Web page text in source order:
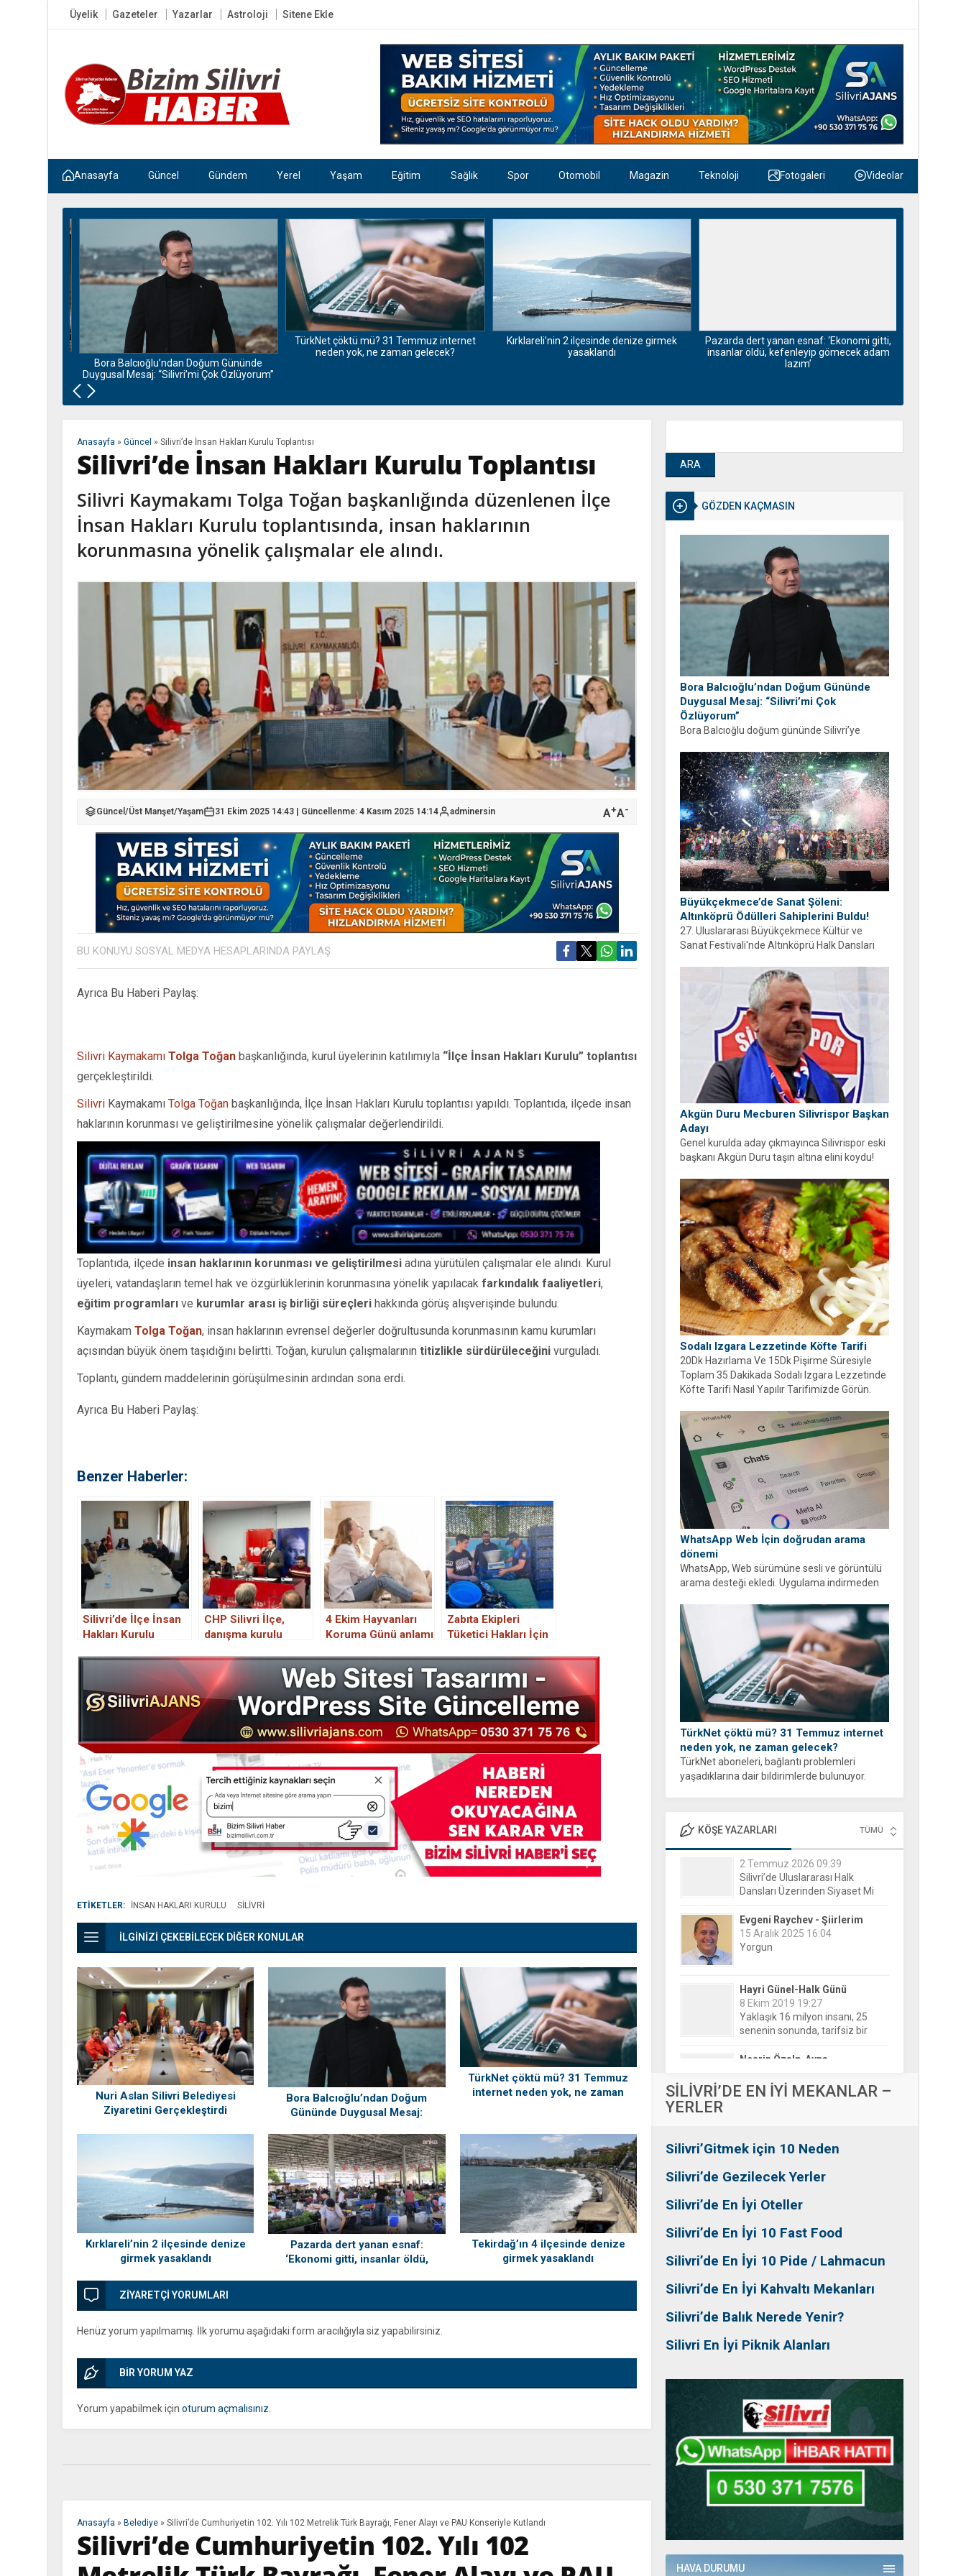
Üyelik Gazeteler Yazarlar Astroloji Sitene Ekle
Anasayfa Güncel Gündem Yerel Yaşam Eğitim Sağlık Spor Otomobil Magazin Teknoloji Fotogaleri Videolar
Bora Balcıoğlu’ndan Doğum Gününde
Duygusal Mesaj: “Silivri’mi Çok Özlüyorum”
TürkNet çöktü mü? 31 Temmuz internet
neden yok, ne zaman gelecek?
Kırklareli’nin 2 ilçesinde denize girmek
yasaklandı
Pazarda dert yanan esnaf: ‘Ekonomi gitti,
insanlar öldü, kefenleyip gömecek adam
lazım’
GÖZDEN KAÇMASIN
Bora Balcıoğlu’ndan Doğum Gününde
Duygusal Mesaj: “Silivri’mi Çok
Özlüyorum”
Bora Balcıoğlu doğum gününde Silivri’ye
ayrıyım” diyen Balcıoğlu, bir sonraki doğum
gününü ailesi ve hemşehrileriyle birlikte
geçirmeyi diledi.
Büyükçekmece’de Sanat Şöleni:
Altınköprü Ödülleri Sahiplerini Buldu!
27. Uluslararası Büyükçekmece Kültür ve
Sanat Festivali'nde Altınköprü Halk Dansları
Akgün Duru Mecburen Silivrispor Başkan
Adayı
Genel kurulda aday çıkmayınca Silivrispor eski
başkanı Akgün Duru taşın altına elini koydu!
açıkladı.
Sodalı Izgara Lezzetinde Köfte Tarifi
20Dk Hazırlama Ve 15Dk Pişirme Süresiyle
Toplam 35 Dakikada Sodalı Izgara Lezzetinde
Köfte Tarifi Nasıl Yapılır Tarifimizde Görün.
WhatsApp Web İçin doğrudan arama
dönemi
WhatsApp, Web sürümüne sesli ve görüntülü
arama desteği ekledi. Uygulama indirmeden
yapabilirsiniz.
TürkNet çöktü mü? 31 Temmuz internet
neden yok, ne zaman gelecek?
TürkNet aboneleri, bağlantı problemleri
yaşadıklarına dair bildirimlerde bulunuyor.
durumu öğrenmeye...
KÖŞE YAZARLARI TÜMÜ
Evgeni Raychev - Şiirlerim
15 Aralık 2025 16:04
Yorgun
Hayri Günel-Halk Günü
8 Ekim 2019 19:27
belirsizliğin ortasına bıraktılar!
Nesrin Özalp-Ayna
24 Haziran 2026 00:04
Festivaller Yapılmazsa Kim
Kaybeder? Üreticiden Esnafa,
Tansu Bayrakdar-Biz diyoruz
ki
Ersin Özalp-Gerçekler
Silivri’de Uluslararası Halk
Yapılıyor?
SİLİVRİ’DE EN İYİ MEKANLAR –
YERLER
Silivri’Gitmek için 10 Neden
Silivri’de Gezilecek Yerler
Silivri’de En İyi Oteller
Silivri’de En İyi 10 Fast Food
Silivri’de En İyi 10 Pide / Lahmacun
Silivri’de En İyi Kahvaltı Mekanları
Silivri’de Balık Nerede Yenir?
Silivri En İyi Piknik Alanları
HAVA DURUMU
Anasayfa » Güncel » Silivri’de İnsan Hakları Kurulu Toplantısı
Silivri’de İnsan Hakları Kurulu Toplantısı
Silivri Kaymakamı Tolga Toğan başkanlığında düzenlenen İlçe
İnsan Hakları Kurulu toplantısında, insan haklarının
korunmasına yönelik çalışmalar ele alındı.
Güncel /Üst Manşet/Yaşam 31 Ekim 2025 14:43 | Güncellenme: 4 Kasım 2025 14:14 adminersin A+A-
BU KONUYU SOSYAL MEDYA HESAPLARINDA PAYLAŞ
Ayrıca Bu Haberi Paylaş:
Silivri Kaymakamı Tolga Toğan başkanlığında, kurul üyelerinin katılımıyla “İlçe İnsan Hakları Kurulu” toplantısı
gerçekleştirildi.
Silivri Kaymakamı Tolga Toğan başkanlığında, İlçe İnsan Hakları Kurulu toplantısı yapıldı. Toplantıda, ilçede insan
haklarının korunması ve geliştirilmesine yönelik çalışmalar değerlendirildi.
Toplantıda, ilçede insan haklarının korunması ve geliştirilmesi adına yürütülen çalışmalar ele alındı. Kurul
üyeleri, vatandaşların temel hak ve özgürlüklerinin korunmasına yönelik yapılacak farkındalık faaliyetleri,
eğitim programları ve kurumlar arası iş birliği süreçleri hakkında görüş alışverişinde bulundu.
Kaymakam Tolga Toğan, insan haklarının evrensel değerler doğrultusunda korunmasının kamu kurumları
açısından büyük önem taşıdığını belirtti. Toğan, kurulun çalışmalarının titizlikle sürdürüleceğini vurguladı.
Toplantı, gündem maddelerinin görüşülmesinin ardından sona erdi.
Ayrıca Bu Haberi Paylaş:
Benzer Haberler:
Silivri’de İlçe İnsan
Hakları Kurulu
Gerçekleştirildi.
CHP Silivri İlçe,
danışma kurulu
4 Ekim Hayvanları
Koruma Günü anlamı
neler?
Zabıta Ekipleri
Tüketici Hakları İçin
Denetimlerini Artırdı.
ETİKETLER: İNSAN HAKLARI KURULU SILIVRI
İLGİNİZİ ÇEKEBİLECEK DİĞER KONULAR
Nuri Aslan Silivri Belediyesi
Ziyaretini Gerçekleştirdi
Bora Balcıoğlu’ndan Doğum
Gününde Duygusal Mesaj:
TürkNet çöktü mü? 31 Temmuz
internet neden yok, ne zaman
Kırklareli’nin 2 ilçesinde denize
girmek yasaklandı
Pazarda dert yanan esnaf:
‘Ekonomi gitti, insanlar öldü,
Tekirdağ’ın 4 ilçesinde denize
girmek yasaklandı
ZİYARETÇİ YORUMLARI
Henüz yorum yapılmamış. İlk yorumu aşağıdaki form aracılığıyla siz yapabilirsiniz.
BİR YORUM YAZ
Yorum yapabilmek için oturum açmalısınız
Anasayfa » Belediye » Silivri’de Cumhuriyetin 102. Yılı 102 Metrelik Türk Bayrağı, Fener Alayı ve PAU Konseriyle Kutlandı
Silivri’de Cumhuriyetin 102. Yılı 102